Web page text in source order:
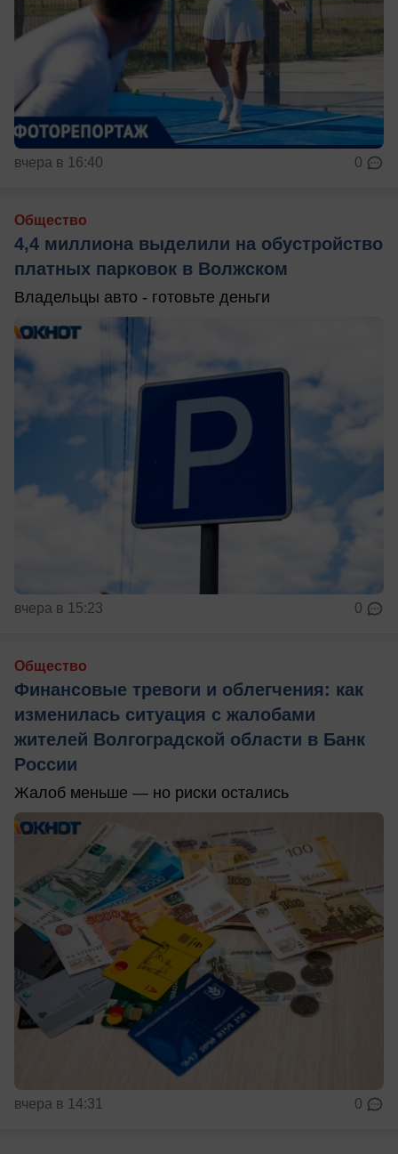
вчера в 16:40 0
Общество
4,4 миллиона выделили на обустройство
платных парковок в Волжском
Владельцы авто - готовьте деньги
вчера в 15:23 0
Общество
Финансовые тревоги и облегчения: как
изменилась ситуация с жалобами
жителей Волгоградской области в Банк
России
Жалоб меньше — но риски остались
вчера в 14:31 0